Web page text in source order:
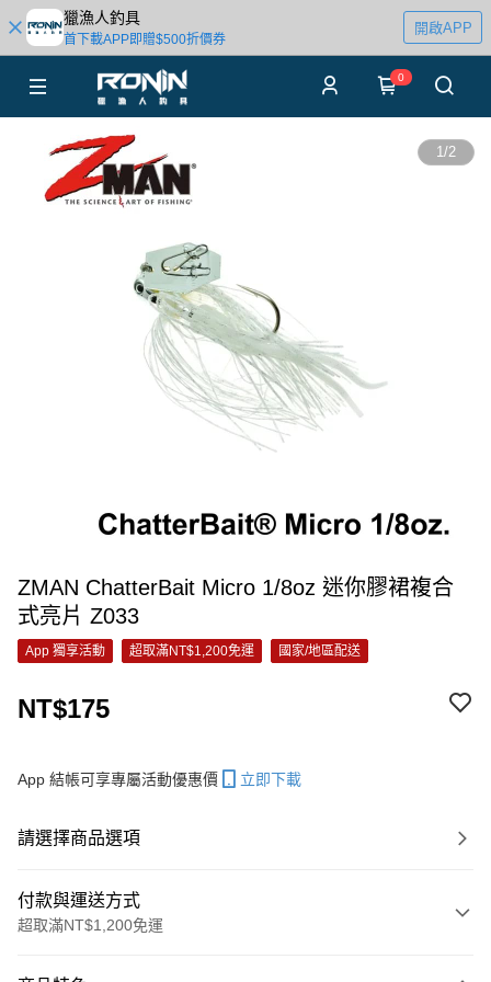
獵漁人釣具
首下載APP即贈$500折價券
開啟APP
0
1/2
ZMAN ChatterBait Micro 1/8oz 迷你膠裙複合
式亮片 Z033
App 獨享活動 超取滿NT$1,200免運 國家/地區配送
NT$175
App 結帳可享專屬活動優惠價 立即下載
請選擇商品選項
付款與運送方式
超取滿NT$1,200免運